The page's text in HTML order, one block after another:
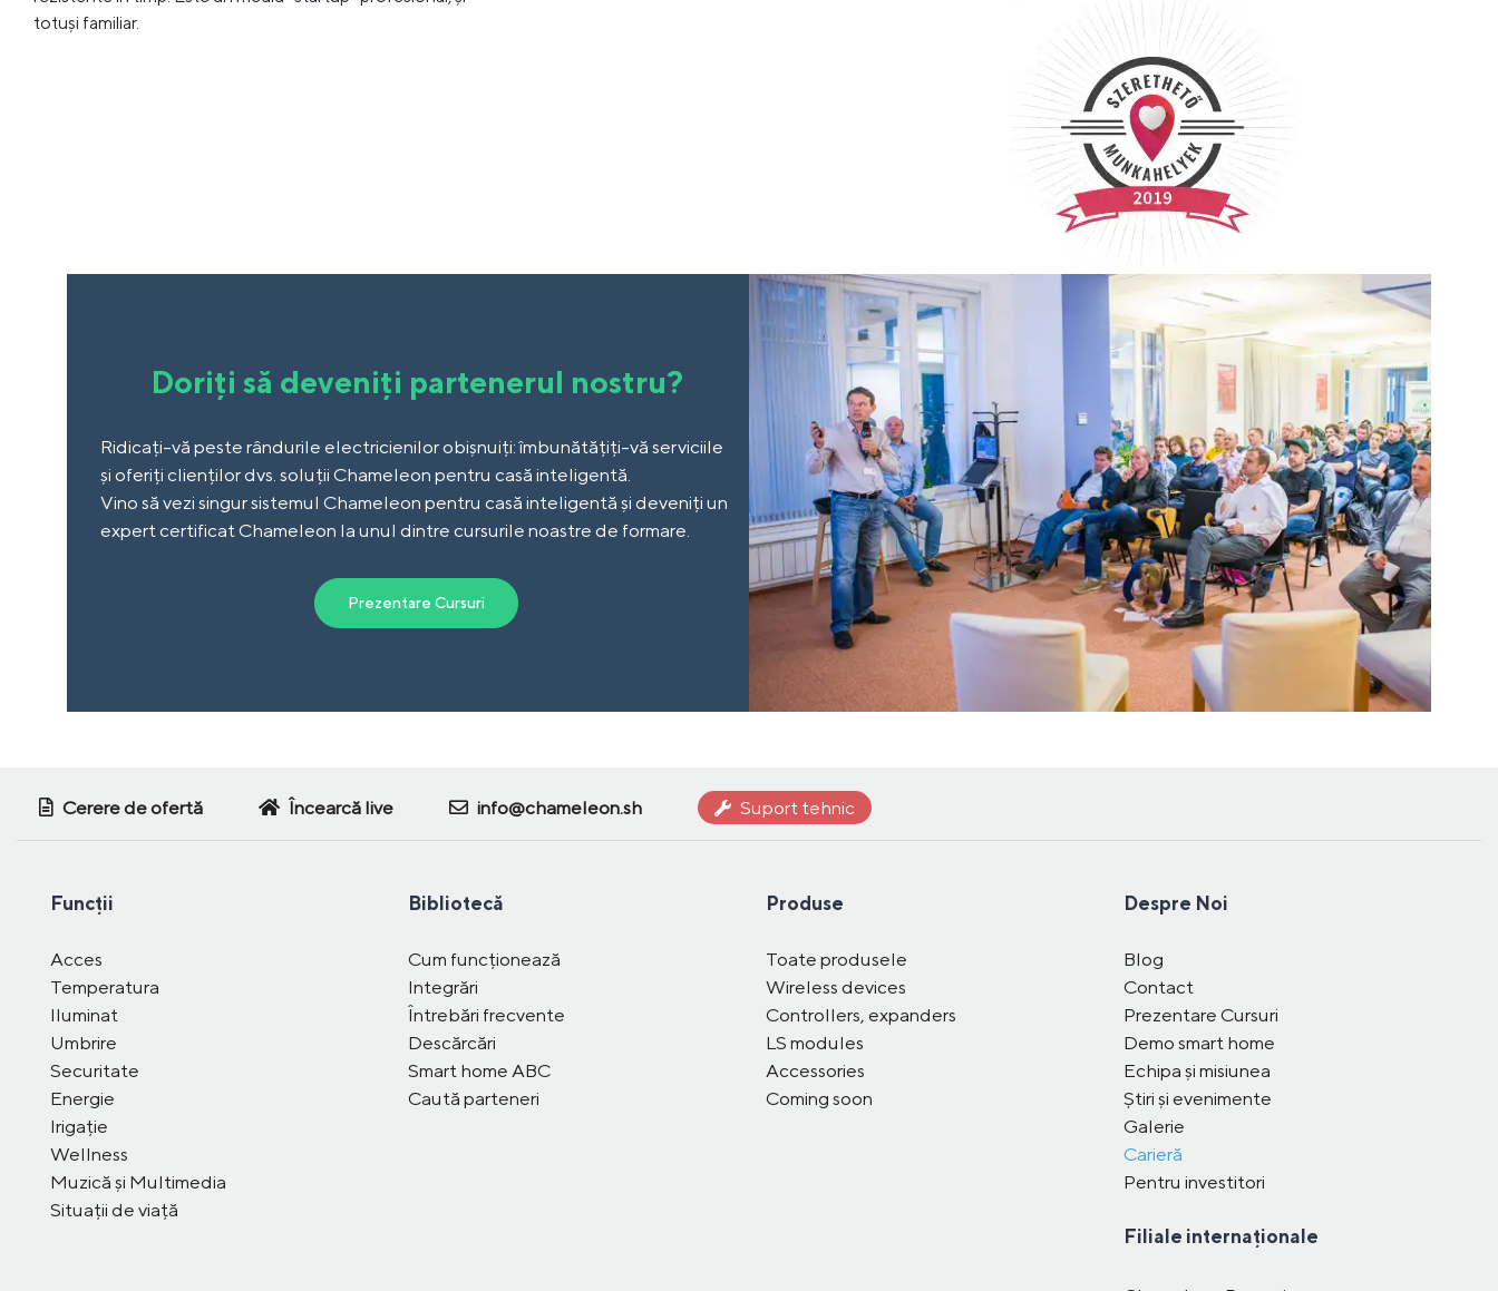
totuși familiar.
Doriți să deveniți partenerul nostru?
Ridicați-vă peste rândurile electricienilor obișnuiți: îmbunătățiți-vă serviciile
și oferiți clienților dvs. soluții Chameleon pentru casă inteligentă.
Vino să vezi singur sistemul Chameleon pentru casă inteligentă și deveniți un
expert certificat Chameleon la unul dintre cursurile noastre de formare.
Prezentare Cursuri
Cerere de ofertă Încearcă live info@chameleon.sh Suport tehnic
Funcții
Acces
Temperatura
Iluminat
Umbrire
Securitate
Energie
Irigație
Wellness
Muzică și Multimedia
Situații de viață
Bibliotecă
Cum funcționează
Integrări
Întrebări frecvente
Descărcări
Smart home ABC
Caută parteneri
Produse
Toate produsele
Wireless devices
Controllers, expanders
LS modules
Accessories
Coming soon
Despre Noi
Blog
Contact
Prezentare Cursuri
Demo smart home
Echipa și misiunea
Știri și evenimente
Galerie
Carieră
Pentru investitori
Filiale internaționale